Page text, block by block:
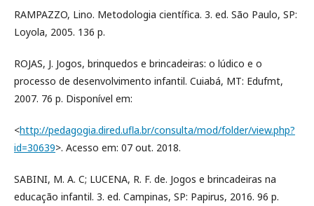
RAMPAZZO, Lino. Metodologia científica. 3. ed. São Paulo, SP:
Loyola, 2005. 136 p.
ROJAS, J. Jogos, brinquedos e brincadeiras: o lúdico e o
processo de desenvolvimento infantil. Cuiabá, MT: Edufmt,
2007. 76 p. Disponível em:
<http://pedagogia.dired.ufla.br/consulta/mod/folder/view.php?
id=30639>. Acesso em: 07 out. 2018.
SABINI, M. A. C; LUCENA, R. F. de. Jogos e brincadeiras na
educação infantil. 3. ed. Campinas, SP: Papirus, 2016. 96 p.